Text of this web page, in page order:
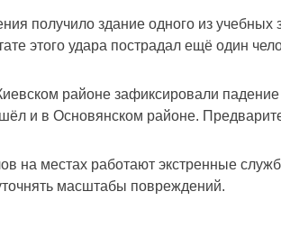
получило здание одного из
этого удара пострадал ещё один
районе зафиксировали
и в Основянском районе.
на местах работают экстренные
масштабы повреждений.